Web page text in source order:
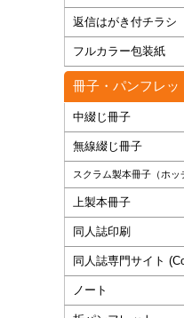
返信はがき付チラシ
フルカラー包装紙
冊子・パンフレッ
中綴じ冊子
無線綴じ冊子
スクラム製本冊子（ホッ
上製本冊子
同人誌印刷
同人誌専門サイト
ノート